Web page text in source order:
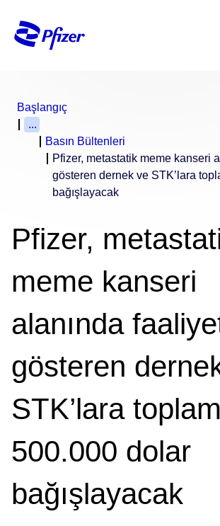
Başlangıç
...
Basın Bültenleri
Pfizer, metastatik meme kanseri
gösteren dernek ve STK’lara
bağışlayacak
Pfizer,
meme kanseri
alanında
gösteren
STK’lara toplam
500.000 dolar
bağışlayacak